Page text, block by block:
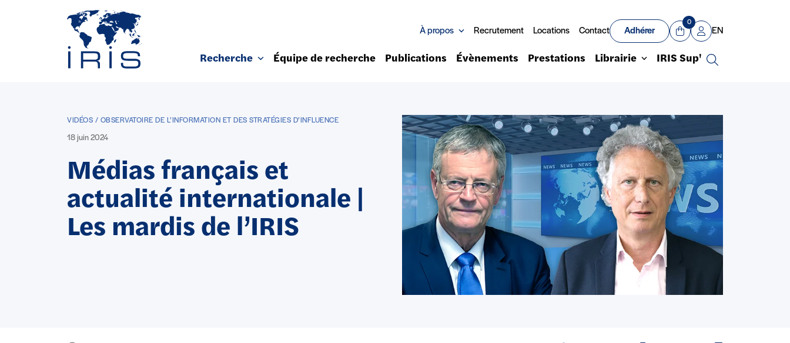
À propos Recrutement Locations Contact Adhérer
Panier
0
Mon compte
EN
Recherche Équipe de recherche Publications Évènements Prestations Librairie IRIS Sup'
Recherche
VIDÉOS / OBSERVATOIRE DE L’INFORMATION ET DES STRATÉGIES D’INFLUENCE
18 juin 2024
Médias français et
actualité internationale |
Les mardis de l’IRIS